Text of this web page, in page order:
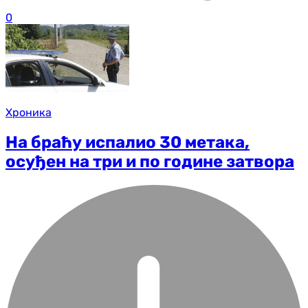
0
Хроника
На браћу испалио 30 метака,
осуђен на три и по године затвора